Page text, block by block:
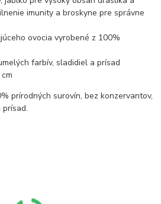
imunity a broskyne pre správne
ovocia vyrobené z 100%
farbív, sladidiel a prísad
prírodných surovín, bez konzervantov,